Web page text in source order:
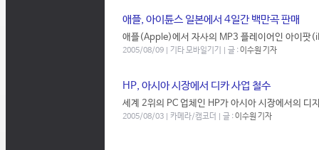
애플, 아이튠스 일본에서 4일간 백만곡 판매
애플(Apple)에서 자사의 MP3 플레이어인 아이팟
2005/08/09 | 기타 모바일기기 | 글 :이수원 기자
HP, 아시아 시장에서 디카 사업 철수
세계 2위의 PC 업체인 HP가 아시아 시장에서의 디
2005/08/03 | 카메라/캠코더 | 글 :이수원 기자